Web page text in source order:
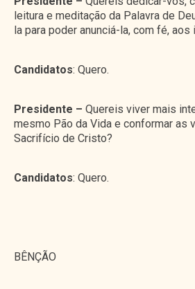
leitura e meditação da Palavra de
la para poder anunciá-la, com fé, aos
Candidatos: Quero.
Presidente – Quereis viver mais
mesmo Pão da Vida e conformar as
Sacrifício de Cristo?
Candidatos: Quero.
BÊNÇÃO